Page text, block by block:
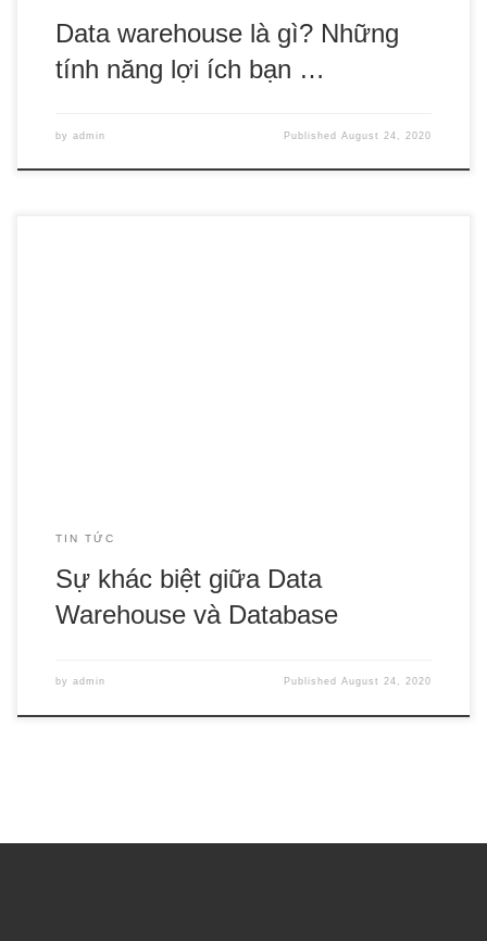
Data warehouse là gì? Những
tính năng lợi ích bạn …
by admin PublishedAugust 24, 2020
TIN TỨC
Sự khác biệt giữa Data
Warehouse và Database
by admin PublishedAugust 24, 2020